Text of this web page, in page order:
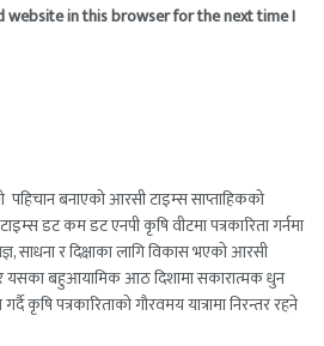
website in this browser for the next time I
पहिचान बनाएको आरसी टाइम्स साप्ताहिकको
डट कम डट एनपी कृषि वीटमा पत्रकारिता गर्नमा
साधना र दिक्षाका लागि विकास भएको आरसी
यसका बहुआयामिक आठ दिशामा सकारात्मक धुन
कृषि पत्रकारिताको गौरवमय यात्रामा निरन्तर रहने